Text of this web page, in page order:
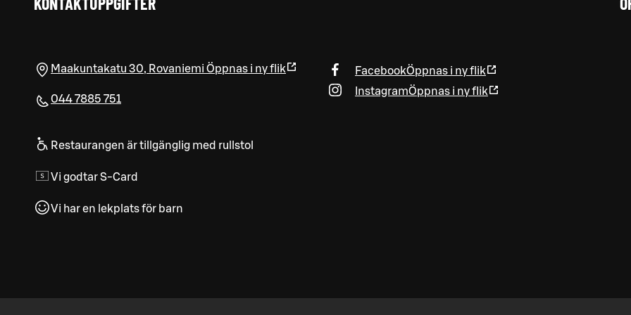
Maakuntakatu 30, Rovaniemi Öppnas i ny flik
044 7885 751
Restaurangen är tillgänglig med rullstol
Vi godtar S-Card
Vi har en lekplats för barn
FacebookÖppnas i ny flik
InstagramÖppnas i ny flik